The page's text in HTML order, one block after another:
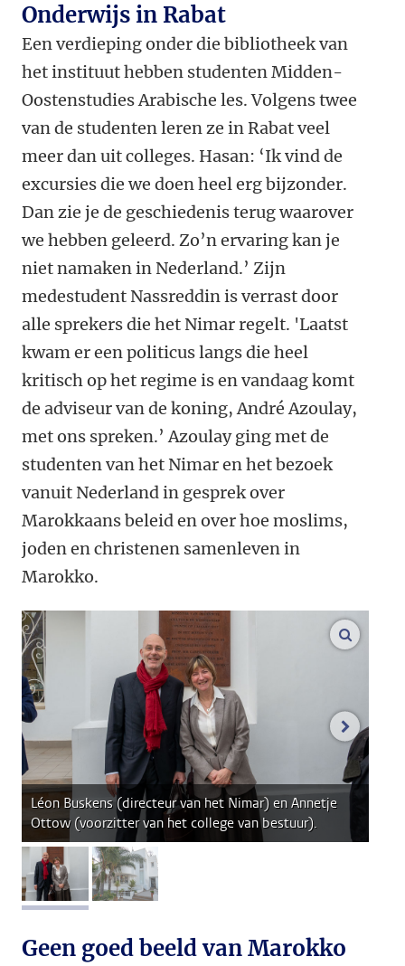
Onderwijs in Rabat
Een verdieping onder die bibliotheek van
het instituut hebben studenten Midden-
Oostenstudies Arabische les. Volgens twee
van de studenten leren ze in Rabat veel
meer dan uit colleges. Hasan: ‘Ik vind de
excursies die we doen heel erg bijzonder.
Dan zie je de geschiedenis terug waarover
we hebben geleerd. Zo’n ervaring kan je
niet namaken in Nederland.’ Zijn
medestudent Nassreddin is verrast door
alle sprekers die het Nimar regelt. 'Laatst
kwam er een politicus langs die heel
kritisch op het regime is en vandaag komt
de adviseur van de koning, André Azoulay,
met ons spreken.’ Azoulay ging met de
studenten van het Nimar en het bezoek
vanuit Nederland in gesprek over
Marokkaans beleid en over hoe moslims,
joden en christenen samenleven in
Marokko.
Léon Buskens (directeur van het Nimar) en Annetje
Ottow (voorzitter van het college van bestuur).
afbeelding 1afbeelding 2
Geen goed beeld van Marokko